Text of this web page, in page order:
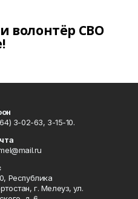
волонтёр СВО
3-02-63, 3-15-10.
Республика
г. Мелеуз, ул.